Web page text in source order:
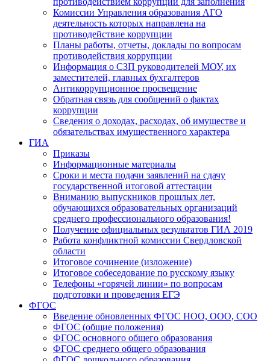
Комиссии Управления образования АГО
деятельность которых направлена на
противодействие коррупции
Планы работы, отчеты, доклады по вопросам
противодействия коррупции
Информация о СЗП руководителей МОУ, их
заместителей, главных бухгалтеров
Антикоррупционное просвещение
Обратная связь для сообщений о фактах
коррупции
Сведения о доходах, расходах, об имуществе и
обязательствах имущественного характера
ГИА
Приказы
Информационные материалы
Сроки и места подачи заявлений на сдачу
государственной итоговой аттестации
Вниманию выпускников прошлых лет,
обучающихся образовательных организаций
среднего профессионального образования!
Получение официальных результатов ГИА 2019
Работа конфликтной комиссии Свердловской
области
Итоговое сочинение (изложение)
Итоговое собеседование по русскому языку
Телефоны «горячей линии» по вопросам
подготовки и проведения ЕГЭ
ФГОС
Введение обновленных ФГОС НОО, ООО, СОО
ФГОС (общие положения)
ФГОС основного общего образования
ФГОС среднего общего образования